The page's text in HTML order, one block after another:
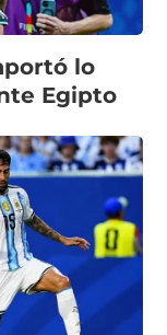
lo
Egipto